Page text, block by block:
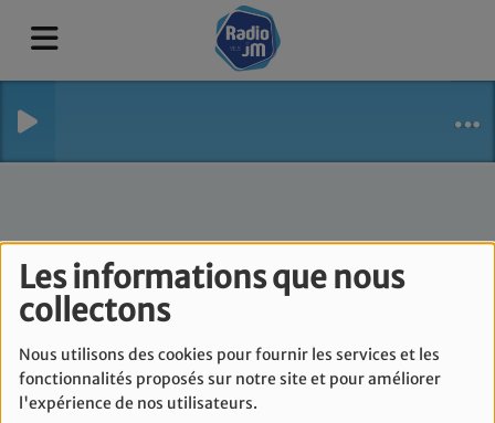
Les informations que nous
collectons
Nous utilisons des cookies pour fournir les services et les
fonctionnalités proposés sur notre site et pour améliorer
l'expérience de nos utilisateurs.